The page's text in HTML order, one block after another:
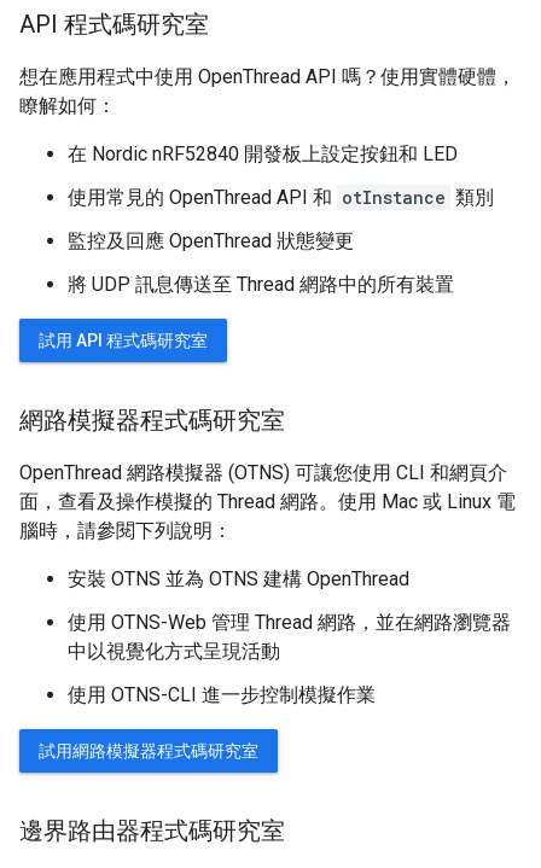
API 程式碼研究室
想在應用程式中使用 OpenThread API 嗎？使用實體硬體，
瞭解如何：
在 Nordic nRF52840 開發板上設定按鈕和 LED
使用常見的 OpenThread API 和 otInstance 類別
監控及回應 OpenThread 狀態變更
將 UDP 訊息傳送至 Thread 網路中的所有裝置
試用 API 程式碼研究室
網路模擬器程式碼研究室
OpenThread 網路模擬器 (OTNS) 可讓您使用 CLI 和網頁介
面，查看及操作模擬的 Thread 網路。使用 Mac 或 Linux 電
腦時，請參閱下列說明：
安裝 OTNS 並為 OTNS 建構 OpenThread
使用 OTNS-Web 管理 Thread 網路，並在網路瀏覽器
中以視覺化方式呈現活動
使用 OTNS-CLI 進一步控制模擬作業
試用網路模擬器程式碼研究室
邊界路由器程式碼研究室